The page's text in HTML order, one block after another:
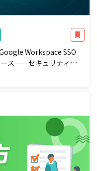
Workspace SSO
ース──セキュリティ強
一体で実現